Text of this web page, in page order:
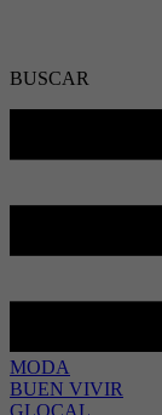
BUSCAR
MODA
BUEN VIVIR
GLOCAL